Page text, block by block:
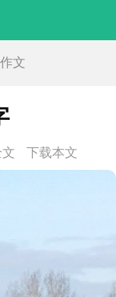
文
下载本文